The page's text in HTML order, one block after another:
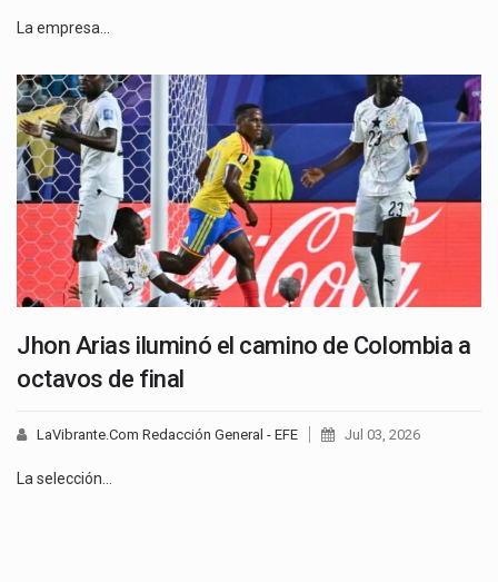
La empresa…
Jhon Arias iluminó el camino de Colombia a
octavos de final
LaVibrante.Com Redacción General - EFE Jul 03, 2026
La selección…